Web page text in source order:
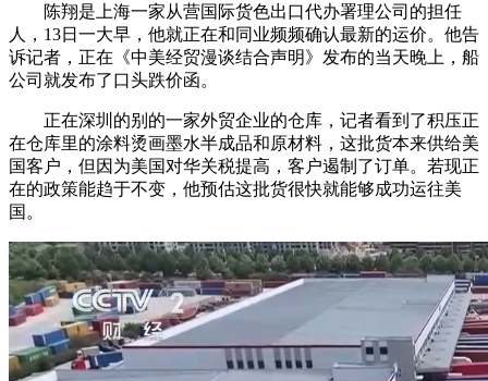
陈翔是上海一家从营国际货色出口代办署理公司的担任
人，13日一大早，他就正在和同业频频确认最新的运价。他告
诉记者，正在《中美经贸漫谈结合声明》发布的当天晚上，船
公司就发布了口头跌价函。
正在深圳的别的一家外贸企业的仓库，记者看到了积压正
在仓库里的涂料烫画墨水半成品和原材料，这批货本来供给美
国客户，但因为美国对华关税提高，客户遏制了订单。若现正
在的政策能趋于不变，他预估这批货很快就能够成功运往美
国。